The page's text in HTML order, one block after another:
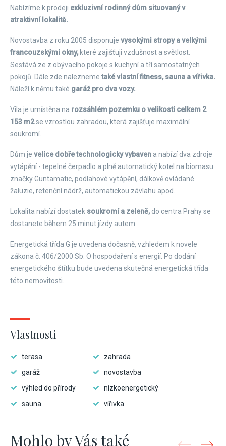
Nabízíme k prodeji exkluzivní rodinný dům situovaný v
atraktivní lokalitě.
Novostavba z roku 2005 disponuje vysokými stropy a velkými
francouzskými okny, které zajišťuji vzdušnost a světlost.
Sestává ze z obývacího pokoje s kuchyní a tří samostatných
pokojů. Dále zde naleznemetaké vlastní fitness, sauna a vířivka.
Náleží k němu také garáž pro dva vozy.
Vila je umístěna na rozsáhlém pozemku o velikosti celkem 2
153 m2se vzrostlou zahradou, která zajišťuje maximální
soukromí.
Dům je velice dobře technologicky vybaven a nabízí dva zdroje
vytápění - tepelné čerpadlo a plně automatický kotel na biomasu
značky Guntamatic, podlahové vytápění, dálkově ovládané
žaluzie, retenční nádrž, automatickou závlahu apod.
Lokalita nabízí dostatek soukromí a zeleně,do centra Prahy se
dostanete během 25 minut jízdy autem.
Energetická třída G je uvedena dočasně, vzhledem k novele
zákona č. 406/2000 Sb. O hospodaření s energií. Po dodání
energetického štítku bude uvedena skutečná energetická třída
této nemovitosti.
Vlastnosti
terasa
zahrada
garáž
novostavba
výhled do přírody
nízkoenergetický
sauna
vířivka
Mohlo by Vás také